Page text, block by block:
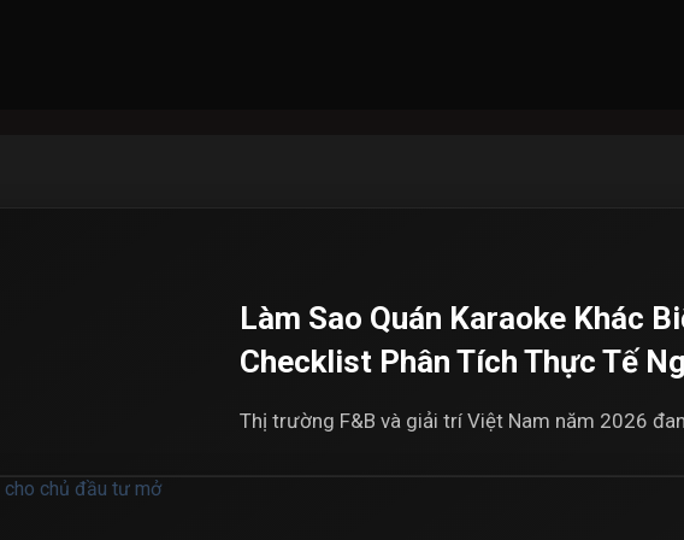
Làm Sao Quán Karaoke Khác
Checklist Phân Tích Thực Tế
Thị trường F&B và giải trí Việt Nam năm 2026